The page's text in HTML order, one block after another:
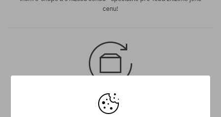
cenu!
30 dní na vrátenie tovaru